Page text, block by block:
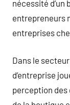
nécessité d’un
entrepreneurs
entreprises
Dans le
d’entreprise
perception